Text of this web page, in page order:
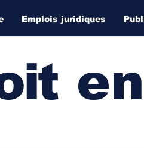
Emplois juridiques
t